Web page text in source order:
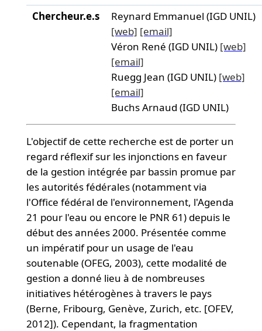
Chercheur.e.s
Reynard Emmanuel (IGD UNIL)
[web] [email]
Véron René (IGD UNIL) [web]
[email]
Ruegg Jean (IGD UNIL) [web]
[email]
Buchs Arnaud (IGD UNIL)
L'objectif de cette recherche est de porter un
regard réflexif sur les injonctions en faveur
de la gestion intégrée par bassin promue par
les autorités fédérales (notamment via
l'Office fédéral de l'environnement, l'Agenda
21 pour l'eau ou encore le PNR 61) depuis le
début des années 2000. Présentée comme
un impératif pour un usage de l'eau
soutenable (OFEG, 2003), cette modalité de
gestion a donné lieu à de nombreuses
initiatives hétérogènes à travers le pays
(Berne, Fribourg, Genève, Zurich, etc. [OFEV,
2012]). Cependant, la fragmentation